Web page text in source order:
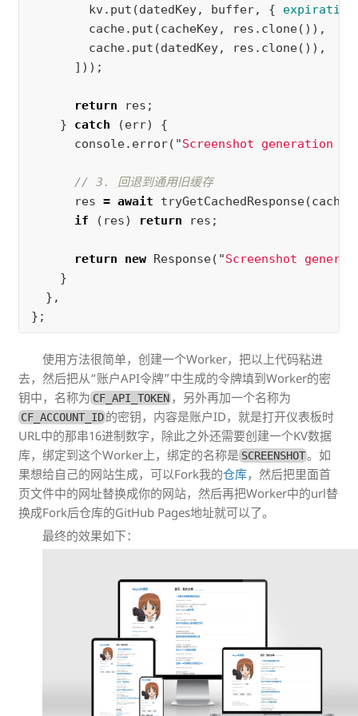
kv. put (datedKey, buffer, {
cache. put (cacheKey, res . clone()),
cache. put (datedKey, res . clone()),
]));
return res ;
}
catch (err)
{
console. error( "Screenshot generation
// 3. 回退到通用旧缓存
res = await tryGetCachedResponse(
if
( res) return res ;
return new Response( "Screenshot
}
},
};
使用方法很简单，创建一个Worker，把以上代码粘进
去，然后把从“账户API令牌”中生成的令牌填到Worker的密
钥中，名称为 CF_API_TOKEN ，另外再加一个名称为
CF_ACCOUNT_ID 的密钥，内容是账户ID，就是打开仪表板时
URL中的那串16进制数字，除此之外还需要创建一个KV数据
库，绑定到这个Worker上，绑定的名称是 SCREENSHOT。如
果想给自己的网站生成，可以Fork我的仓库，然后把里面首
页文件中的网址替换成你的网站，然后再把Worker中的url替
换成Fork后仓库的GitHub Pages地址就可以了。
最终的效果如下：